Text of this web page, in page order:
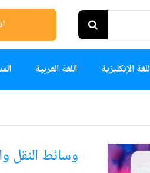
الإنكليزية اللغة العربية
وسائط النقل